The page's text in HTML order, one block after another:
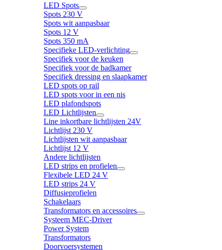
LED Spots
Spots 230 V
Spots wit aanpasbaar
Spots 12 V
Spots 350 mA
Specifieke LED-verlichting
Specifiek voor de keuken
Specifiek voor de badkamer
Specifiek dressing en slaapkamer
LED spots op rail
LED spots voor in een nis
LED plafondspots
LED Lichtlijsten
Line inkortbare lichtlijsten 24V
Lichtlijst 230 V
Lichtlijsten wit aanpasbaar
Lichtlijst 12 V
Andere lichtlijsten
LED strips en profielen
Flexibele LED 24 V
LED strips 24 V
Diffusieprofielen
Schakelaars
Transformators en accessoires
Systeem MEC-Driver
Power System
Transformators
Doorvoersystemen